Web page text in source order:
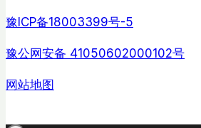
豫ICP备18003399号-5
豫公网安备 41050602000102号
网站地图